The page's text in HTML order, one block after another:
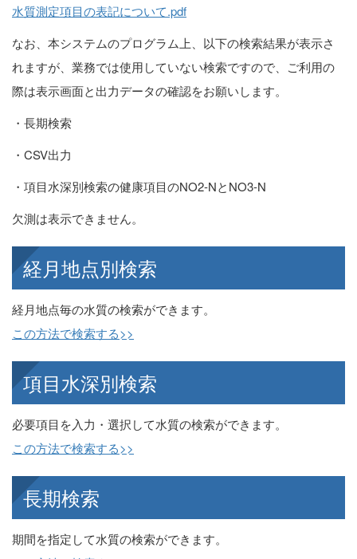
水質測定項目の表記について.pdf
なお、本システムのプログラム上、以下の検索結果が表示さ
れますが、業務では使用していない検索ですので、ご利用の
際は表示画面と出力データの確認をお願いします。
・長期検索
・CSV出力
・項目水深別検索の健康項目のNO2-NとNO3-N
欠測は表示できません。
経月地点別検索
経月地点毎の水質の検索ができます。
この方法で検索する>>
項目水深別検索
必要項目を入力・選択して水質の検索ができます。
この方法で検索する>>
長期検索
期間を指定して水質の検索ができます。